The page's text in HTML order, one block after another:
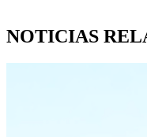
NOTICIAS